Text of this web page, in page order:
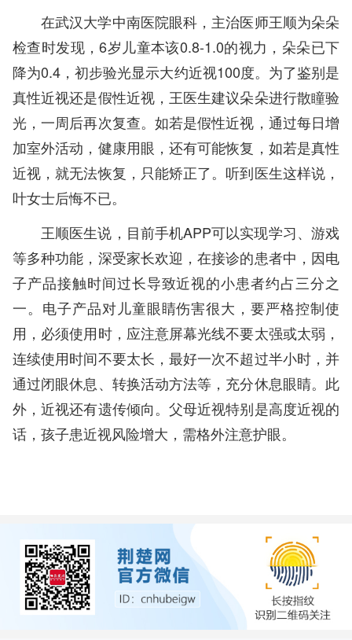
在武汉大学中南医院眼科，主治医师王顺为朵朵
检查时发现，6岁儿童本该0.8-1.0的视力，朵朵已下
降为0.4，初步验光显示大约近视100度。为了鉴别是
真性近视还是假性近视，王医生建议朵朵进行散瞳验
光，一周后再次复查。如若是假性近视，通过每日增
加室外活动，健康用眼，还有可能恢复，如若是真性
近视，就无法恢复，只能矫正了。听到医生这样说，
叶女士后悔不已。
王顺医生说，目前手机APP可以实现学习、游戏
等多种功能，深受家长欢迎，在接诊的患者中，因电
子产品接触时间过长导致近视的小患者约占三分之
一。电子产品对儿童眼睛伤害很大，要严格控制使
用，必须使用时，应注意屏幕光线不要太强或太弱，
连续使用时间不要太长，最好一次不超过半小时，并
通过闭眼休息、转换活动方法等，充分休息眼睛。此
外，近视还有遗传倾向。父母近视特别是高度近视的
话，孩子患近视风险增大，需格外注意护眼。